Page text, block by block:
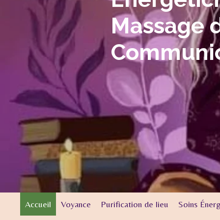
Massage
Accueil Voyance Purification de lieu Soins